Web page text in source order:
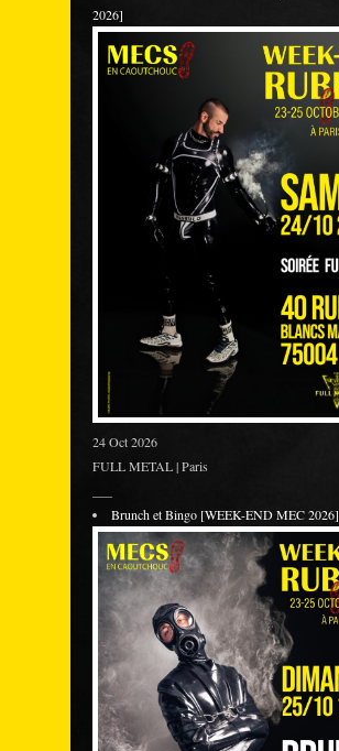
2026]
24 Oct 2026
FULL METAL | Paris
Brunch et Bingo [WEEK-END MEC 2026]